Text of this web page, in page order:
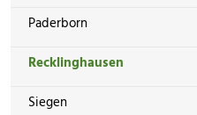
Paderborn
Recklinghausen
Siegen